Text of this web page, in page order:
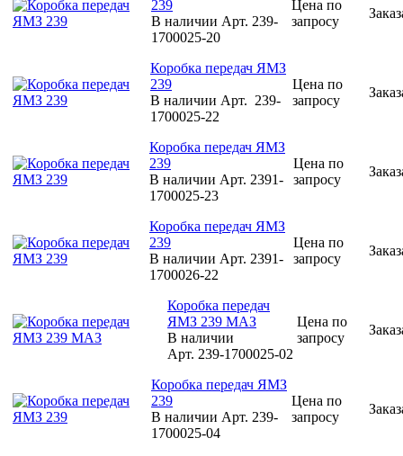
239
В наличии Арт. 239-
1700025-20
Цена по
запросу
Коробка передач ЯМЗ
239
В наличии Арт. 239-
1700025-22
Цена по
запросу
Коробка передач ЯМЗ
239
В наличии Арт. 2391-
1700025-23
Цена по
запросу
Коробка передач ЯМЗ
239
В наличии Арт. 2391-
1700026-22
Цена по
запросу
Коробка передач
ЯМЗ 239 МАЗ
В наличии
Арт. 239-1700025-02
Цена по
запросу
Коробка передач ЯМЗ
239
В наличии Арт. 239-
1700025-04
Цена по
запросу